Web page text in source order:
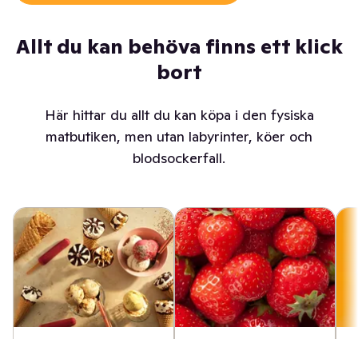
Allt du kan behöva finns ett klick
bort
Här hittar du allt du kan köpa i den fysiska
matbutiken, men utan labyrinter, köer och
blodsockerfall.